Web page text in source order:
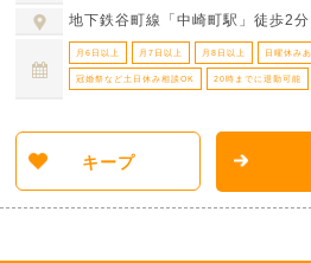
地下鉄谷町線「中崎町駅」徒歩2分
月6日以上 月7日以上 月8日以上 日曜休み
冠婚祭など土日休み相談OK 20時までに退勤可能
キープ